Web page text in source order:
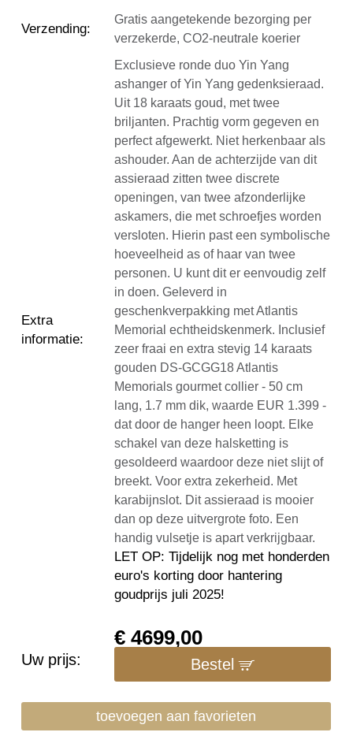
Verzending:
Gratis aangetekende bezorging per
verzekerde, CO2-neutrale koerier
Extra
informatie:
Exclusieve ronde duo Yin Yang
ashanger of Yin Yang gedenksieraad.
Uit 18 karaats goud, met twee
briljanten. Prachtig vorm gegeven en
perfect afgewerkt. Niet herkenbaar als
ashouder. Aan de achterzijde van dit
assieraad zitten twee discrete
openingen, van twee afzonderlijke
askamers, die met schroefjes worden
versloten. Hierin past een symbolische
hoeveelheid as of haar van twee
personen. U kunt dit er eenvoudig zelf
in doen. Geleverd in
geschenkverpakking met Atlantis
Memorial echtheidskenmerk. Inclusief
zeer fraai en extra stevig 14 karaats
gouden DS-GCGG18 Atlantis
Memorials gourmet collier - 50 cm
lang, 1.7 mm dik, waarde EUR 1.399 -
dat door de hanger heen loopt. Elke
schakel van deze halsketting is
gesoldeerd waardoor deze niet slijt of
breekt. Voor extra zekerheid. Met
karabijnslot. Dit assieraad is mooier
dan op deze uitvergrote foto. Een
handig vulsetje is apart verkrijgbaar.
LET OP: Tijdelijk nog met honderden
euro's korting door hantering
goudprijs juli 2025!
Uw prijs:
€4699,00
Bestel
toevoegen aan favorieten